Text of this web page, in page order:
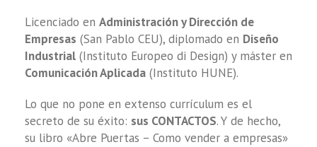
Licenciado en Administración y Dirección de
Empresas (San Pablo CEU), diplomado en Diseño
Industrial(Instituto Europeo di Design) y máster en
Comunicación Aplicada(Instituto HUNE).
Lo que no pone en extenso currículum es el
secreto de su éxito: sus CONTACTOS. Y de hecho,
su libro «Abre Puertas – Como vender a empresas»